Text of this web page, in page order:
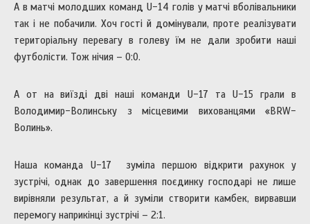
А в матчі молодших команд U-14 голів у матчі вболівальники
так і не побачили. Хоч гості й домінували, проте реалізувати
територіальну перевагу в голеву їм не дали зробити наші
футболісти. Тож нічия – 0:0.
А от на виїзді дві наші команди U-17 та U-15 грали в
Володимир-Волинську з місцевими вихованцями «BRW-
Волинь».
Наша команда U-17 зуміла першою відкрити рахунок у
зустрічі, однак до завершення поєдинку господарі не лише
вирівняли результат, а й зуміли створити камбек, вирвавши
перемогу наприкінці зустрічі – 2:1.